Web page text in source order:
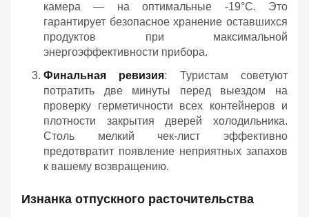
камера — на оптимальные -19°C. Это
гарантирует безопасное хранение оставшихся
продуктов при максимальной
энергоэффективности прибора.
Финальная ревизия: Туристам советуют
потратить две минуты перед выездом на
проверку герметичности всех контейнеров и
плотности закрытия дверей холодильника.
Столь мелкий чек-лист эффективно
предотвратит появление неприятных запахов
к вашему возвращению.
Изнанка отпускного расточительства